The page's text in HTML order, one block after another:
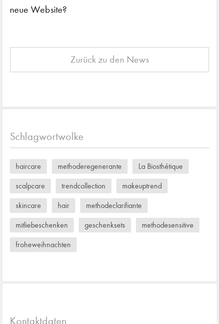
neue Website?
Zurück zu den News
Schlagwortwolke
haircare methoderegenerante La Biosthétique
scalpcare trendcollection makeuptrend
skincare hair methodeclarifiante
mitliebeschenken geschenksets methodesensitive
froheweihnachten
Kontaktdaten